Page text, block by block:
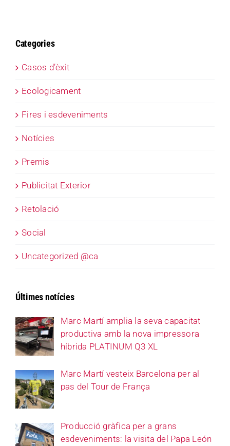
Categories
Casos d’èxit
Ecologicament
Fires i esdeveniments
Notícies
Premis
Publicitat Exterior
Retolació
Social
Uncategorized @ca
Últimes notícies
Marc Martí amplia la seva capacitat
productiva amb la nova impressora
híbrida PLATINUM Q3 XL
Marc Martí vesteix Barcelona per al
pas del Tour de França
Producció gràfica per a grans
esdeveniments: la visita del Papa León